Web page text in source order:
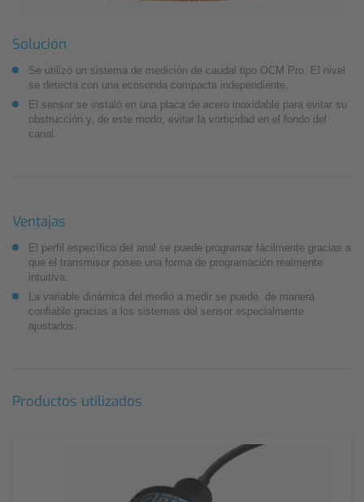
Solución
Se utilizó un sistema de medición de caudal tipo OCM Pro. El nivel
se detecta con una ecosonda compacta independiente.
El sensor se instaló en una placa de acero inoxidable para evitar su
obstrucción y, de este modo, evitar la vorticidad en el fondo del
canal.
Ventajas
El perfil específico del anal se puede programar fácilmente gracias a
que el transmisor posee una forma de programación realmente
intuitiva.
La variable dinámica del medio a medir se puede de manera
confiable gracias a los sistemas del sensor especialmente
ajustados.
Productos utilizados